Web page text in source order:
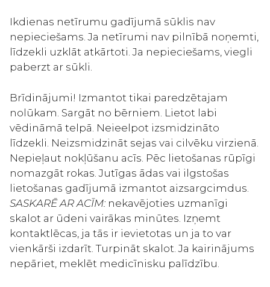
Ikdienas netīrumu gadījumā sūklis nav
nepieciešams. Ja netīrumi nav pilnībā noņemti,
līdzekli uzklāt atkārtoti. Ja nepieciešams, viegli
paberzt ar sūkli.
Brīdinājumi! Izmantot tikai paredzētajam
nolūkam. Sargāt no bērniem. Lietot labi
vēdināmā telpā. Neieelpot izsmidzināto
līdzekli. Neizsmidzināt sejas vai cilvēku virzienā.
Nepieļaut nokļūšanu acīs. Pēc lietošanas rūpīgi
nomazgāt rokas. Jutīgas ādas vai ilgstošas
lietošanas gadījumā izmantot aizsargcimdus.
SASKARĒ AR ACĪM: nekavējoties uzmanīgi
skalot ar ūdeni vairākas minūtes. Izņemt
kontaktlēcas, ja tās ir ievietotas un ja to var
vienkārši izdarīt. Turpināt skalot. Ja kairinājums
nepāriet, meklēt medicīnisku palīdzību.